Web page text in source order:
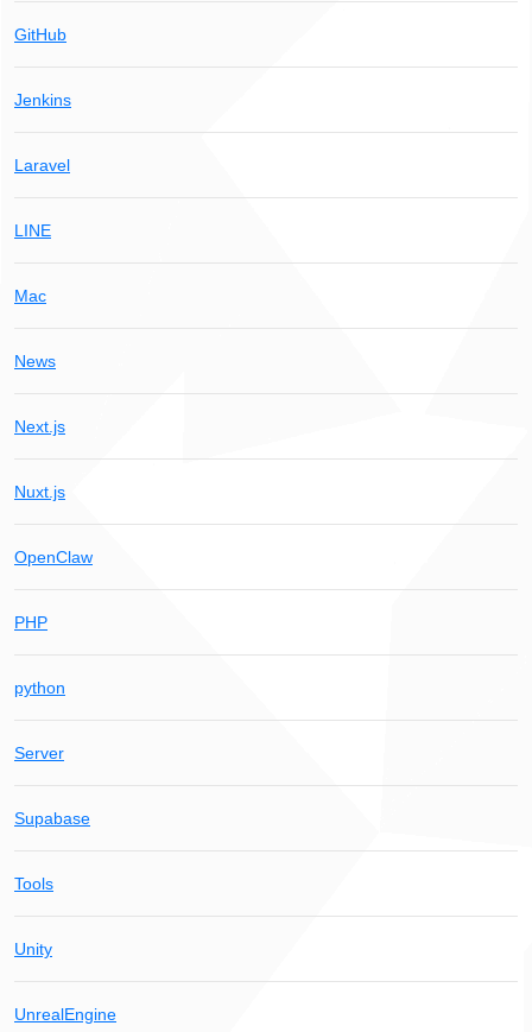
GitHub
Jenkins
Laravel
LINE
Mac
News
Next.js
Nuxt.js
OpenClaw
PHP
python
Server
Supabase
Tools
Unity
UnrealEngine